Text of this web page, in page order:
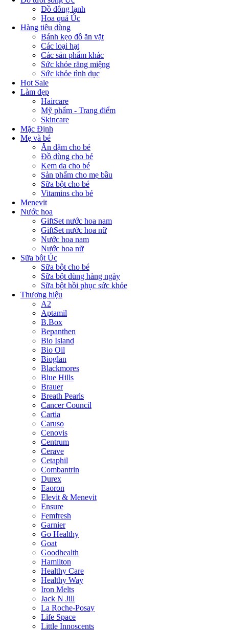
Đồ đông lạnh
Hoa quả Úc
Hàng tiêu dùng
Bánh kẹo đồ ăn vặt
Các loại hạt
Các sản phẩm khác
Sức khỏe răng miệng
Sức khỏe tình dục
Hot Sale
Làm đẹp
Haircare
Mỹ phẩm - Trang điểm
Skincare
Mặc Định
Mẹ và bé
Ăn dặm cho bé
Đồ dùng cho bé
Kem da cho bé
Sản phẩm cho mẹ bầu
Sữa bột cho bé
Vitamins cho bé
Menevit
Nước hoa
GiftSet nước hoa nam
GiftSet nước hoa nữ
Nước hoa nam
Nước hoa nữ
Sữa bột Úc
Sữa bột cho bé
Sữa bột dùng hàng ngày
Sữa bột hồi phục sức khỏe
Thương hiệu
A2
Aptamil
B.Box
Bepanthen
Bio Island
Bio Oil
Bioglan
Blackmores
Blue Hills
Brauer
Breath Pearls
Cancer Council
Cartia
Caruso
Cenovis
Centrum
Cerave
Cetaphil
Combantrin
Durex
Eaoron
Elevit & Menevit
Ensure
Femfresh
Garnier
Go Healthy
Goat
Goodhealth
Hamilton
Healthy Care
Healthy Way
Iron Melts
Jack N Jill
La Roche-Posay
Life Space
Little Innoscents